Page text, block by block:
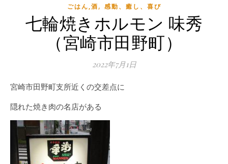
ごはん,酒, 感動、癒し、喜び
七輪焼きホルモン 味秀
（宮崎市田野町）
2022年7月1日
宮崎市田野町支所近くの交差点に
隠れた焼き肉の名店がある